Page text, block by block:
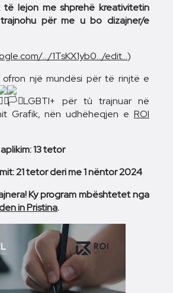
lejon me shprehë kreativitetin
për me u bo dizajner/e
…/1TsKX1yb0…/edit…)
ofron një mundësi për të rinjtë e
LGBTI+ për t`u trajnuar në
Grafik, nën udhëheqjen e ROI
13 tetor
21 tetor deri me 1 nëntor 2024
Ky program mbështetet nga
in Pristina.